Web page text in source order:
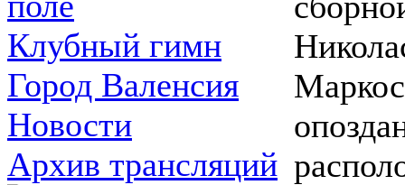
Клубный гимн
Город Валенсия
Новости
Архив трансляций